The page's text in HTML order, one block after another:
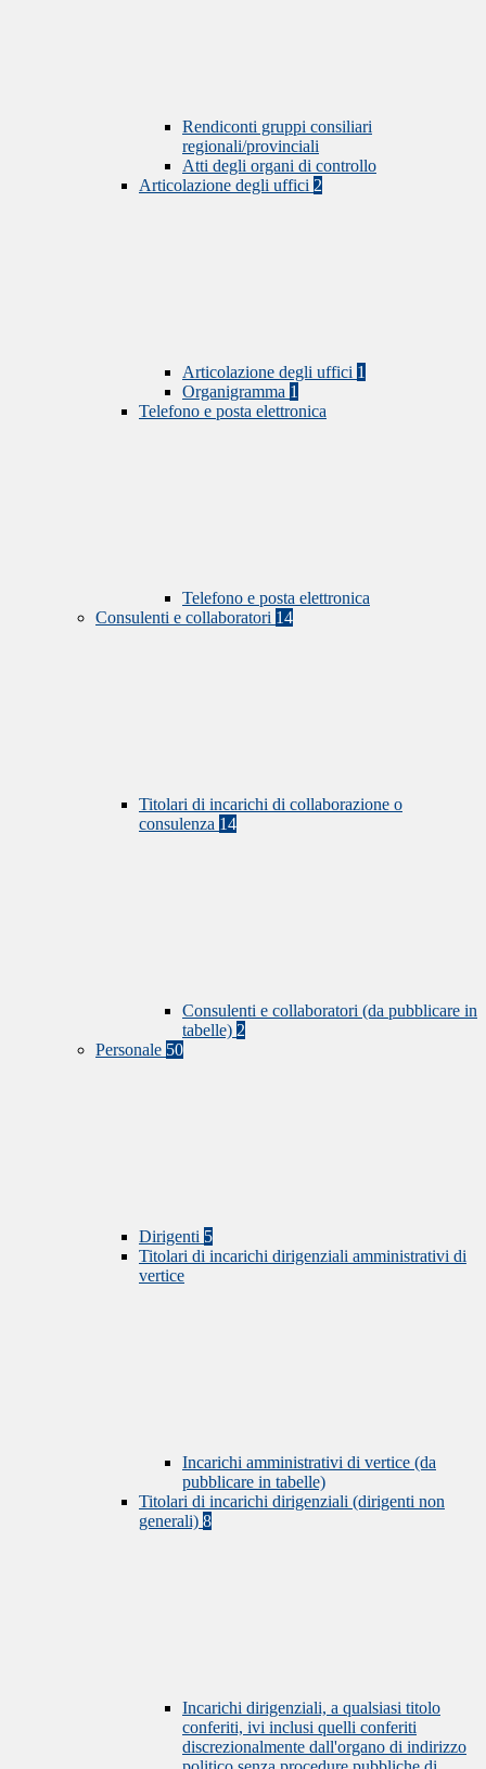
Rendiconti gruppi consiliari
regionali/provinciali
Atti degli organi di controllo
Articolazione degli uffici 2
Articolazione degli uffici 1
Organigramma 1
Telefono e posta elettronica
Telefono e posta elettronica
Consulenti e collaboratori 14
Titolari di incarichi di collaborazione o
consulenza 14
Consulenti e collaboratori (da pubblicare in
tabelle) 2
Personale 50
Dirigenti 5
Titolari di incarichi dirigenziali amministrativi di
vertice
Incarichi amministrativi di vertice (da
pubblicare in tabelle)
Titolari di incarichi dirigenziali (dirigenti non
generali) 8
Incarichi dirigenziali, a qualsiasi titolo
conferiti, ivi inclusi quelli conferiti
discrezionalmente dall'organo di indirizzo